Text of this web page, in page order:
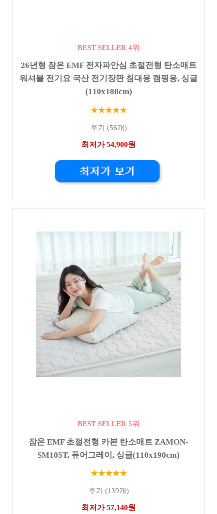
BEST SELLER 4위
26년형 잠온 EMF 전자파안심 초절전형 탄소매트
워셔블 전기요 국산 전기장판 침대용 캠핑용, 싱글
(110x180cm)
★★★★★
후기 (56개)
최저가 54,900원
BEST SELLER 5위
잠온 EMF 초절전형 카본 탄소매트 ZAMON-
SM105T, 퓨어그레이, 싱글(110x190cm)
★★★★★
후기 (139개)
최저가 57,140원